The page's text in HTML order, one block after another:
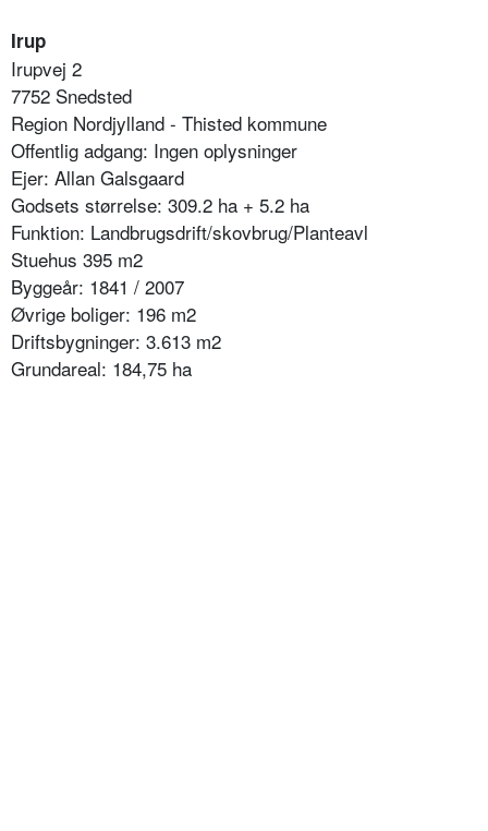
Irup
Irupvej 2
7752 Snedsted
Region Nordjylland - Thisted kommune
Offentlig adgang: Ingen oplysninger
Ejer: Allan Galsgaard
Godsets størrelse: 309.2 ha + 5.2 ha
Funktion: Landbrugsdrift/skovbrug/Planteavl
Stuehus 395 m2
Byggeår: 1841 / 2007
Øvrige boliger: 196 m2
Driftsbygninger: 3.613 m2
Grundareal: 184,75 ha